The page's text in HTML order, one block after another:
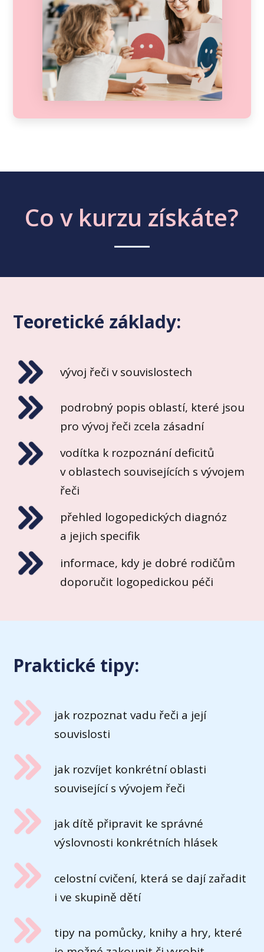
Co v kurzu získáte?
Teoretické základy:
vývoj řeči v souvislostech
podrobný popis oblastí, které jsou
pro vývoj řeči zcela zásadní
vodítka k rozpoznání deficitů
v oblastech souvisejících s vývojem
řeči
přehled logopedických diagnóz
a jejich specifik
informace, kdy je dobré rodičům
doporučit logopedickou péči
Praktické tipy:
jak rozpoznat vadu řeči a její
souvislosti
jak rozvíjet konkrétní oblasti
související s vývojem řeči
jak dítě připravit ke správné
výslovnosti konkrétních hlásek
celostní cvičení, která se dají zařadit
i ve skupině dětí
tipy na pomůcky, knihy a hry, které